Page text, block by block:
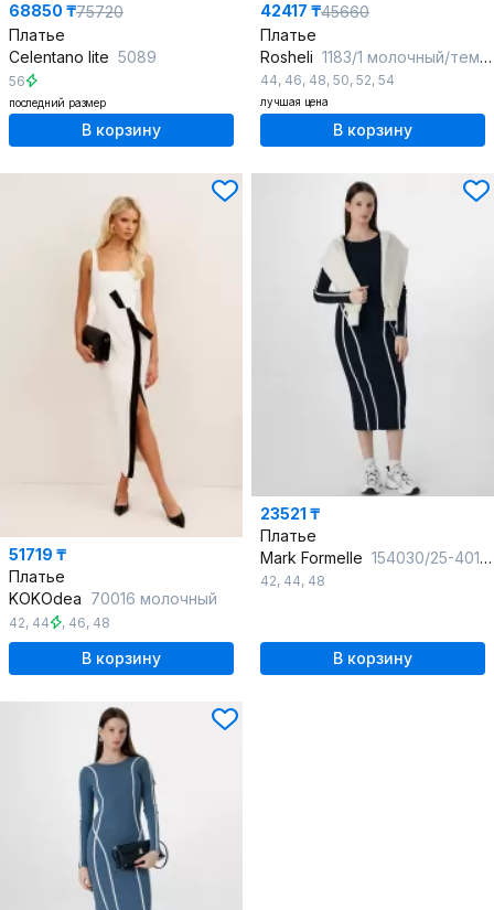
68850 ₸75720
Платье
Celentano lite 5089
56
последний размер
В корзину
42417 ₸45660
Платье
Rosheli 1183/1 молочный/темно-синий
44, 46, 48, 50, 52, 54
лучшая цена
В корзину
51719 ₸
Платье
KOKOdea 70016 молочный
42, 44 , 46, 48
В корзину
23521 ₸
Платье
Mark Formelle 154030/25-40175Ц-1 черный
42, 44, 48
В корзину